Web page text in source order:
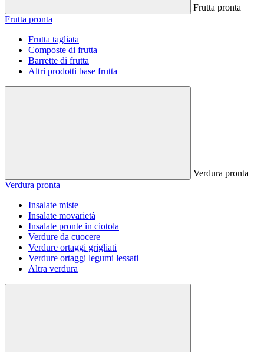
Frutta pronta
Frutta pronta
Frutta tagliata
Composte di frutta
Barrette di frutta
Altri prodotti base frutta
Verdura pronta
Verdura pronta
Insalate miste
Insalate movarietà
Insalate pronte in ciotola
Verdure da cuocere
Verdure ortaggi grigliati
Verdure ortaggi legumi lessati
Altra verdura